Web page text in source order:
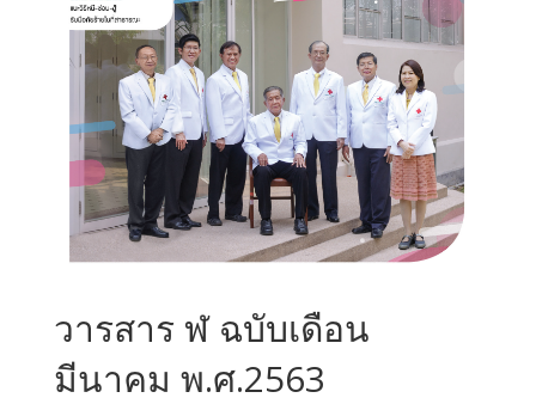
วารสาร ฬ ฉบับเดือน
มีนาคม พ.ศ.2563